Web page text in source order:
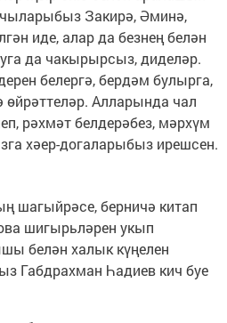
Закирә, Әминә,
иде, алар да безнең белән
да чакырырсыз, диделәр.
белергә, бердәм булырга,
өйрәттеләр. Алларында чал
рәхмәт белдерәбез, мәрхүм
хәер-догаларыбыз ирешсен.
берничә китап
шигырьләрен укып
белән халык күңелен
Габдрахман Һадиев кич буе